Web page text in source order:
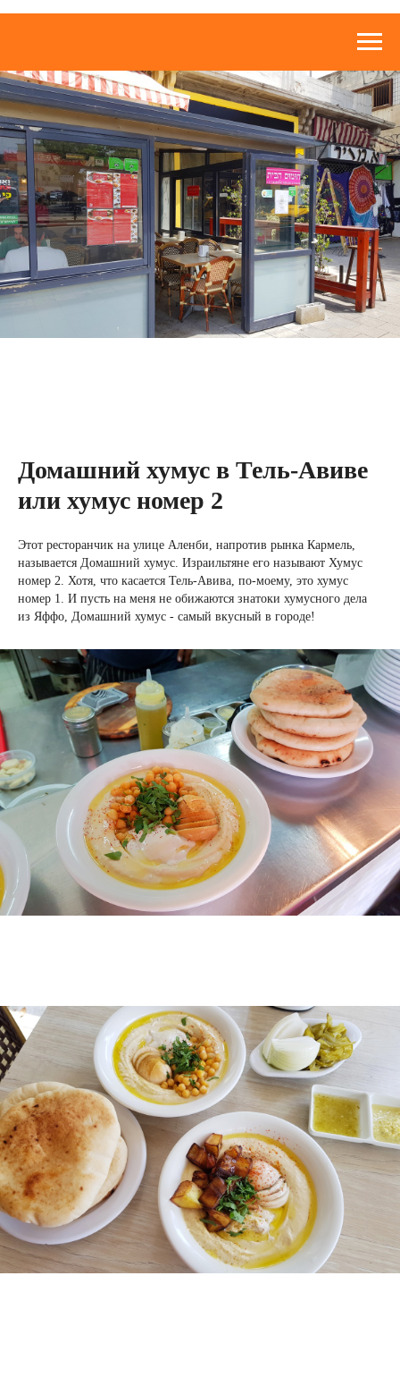
Домашний хумус в Тель-Авиве
или хумус номер 2
Этот ресторанчик на улице Аленби, напротив рынка Кармель,
называется Домашний хумус. Израильтяне его называют Хумус
номер 2. Хотя, что касается Тель-Авива, по-моему, это хумус
номер 1. И пусть на меня не обижаются знатоки хумусного дела
из Яффо, Домашний хумус - самый вкусный в городе!